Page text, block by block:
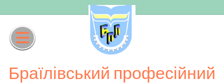
to
content
Браїлівський професійний